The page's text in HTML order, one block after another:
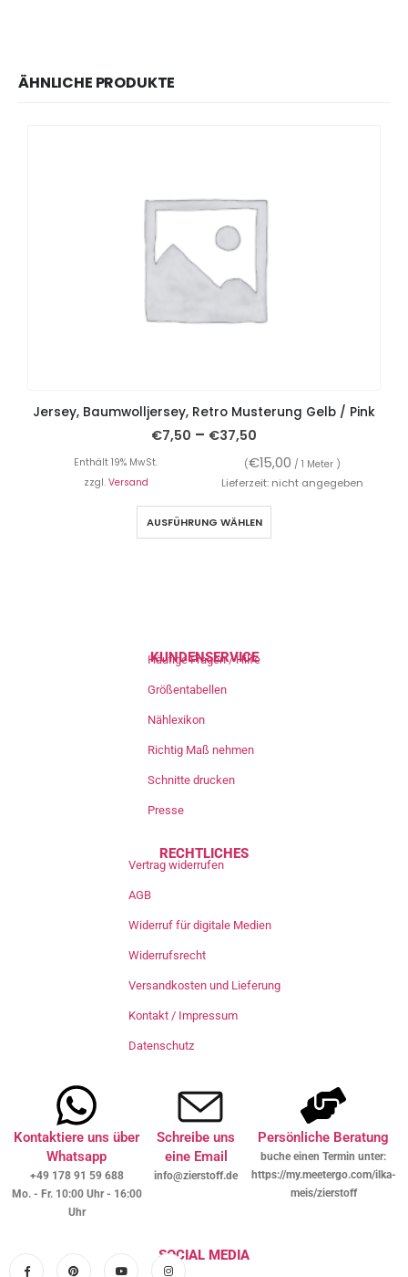
ÄHNLICHE PRODUKTE
Jersey, Baumwolljersey, Retro Musterung Gelb / Pink
€7,50 – €37,50
Enthält 19% MwSt. (€15,00 / 1 Meter )
zzgl. Versand Lieferzeit: nicht angegeben
AUSFÜHRUNG WÄHLEN
KUNDENSERVICE
Häufige Fragen / Hilfe
Größentabellen
Nählexikon
Richtig Maß nehmen
Schnitte drucken
Presse
RECHTLICHES
Vertrag widerrufen
AGB
Widerruf für digitale Medien
Widerrufsrecht
Versandkosten und Lieferung
Kontakt / Impressum
Datenschutz
Kontaktiere uns über
Whatsapp
+49 178 91 59 688
Mo. - Fr. 10:00 Uhr - 16:00
Uhr
Schreibe uns
eine Email
info@zierstoff.de
Persönliche Beratung
buche einen Termin unter:
https://my.meetergo.com/ilka-
meis/zierstoff
SOCIAL MEDIA